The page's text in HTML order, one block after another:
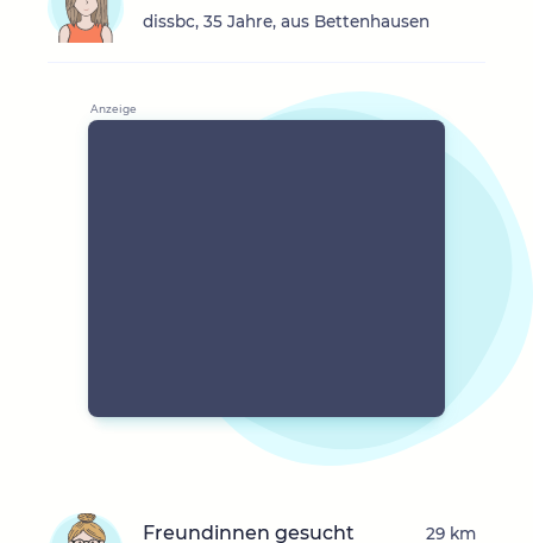
dissbc, 35 Jahre, aus Bettenhausen
Freundinnen gesucht 29 km